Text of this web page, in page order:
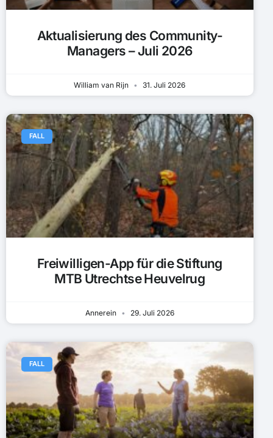
Aktualisierung des Community-
Managers – Juli 2026
William van Rijn 31. Juli 2026
FALL
Freiwilligen-App für die Stiftung
MTB Utrechtse Heuvelrug
Annerein 29. Juli 2026
FALL